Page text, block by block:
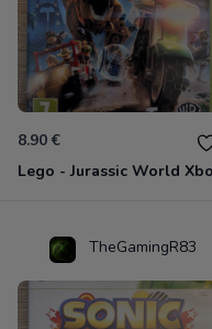
8.90 €
TheGamingR83